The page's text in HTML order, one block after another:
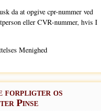
da at opgi­ve cpr-num­mer ved
eller CVR-num­mer, hvis I
Menighed
forpligter os
Pinse